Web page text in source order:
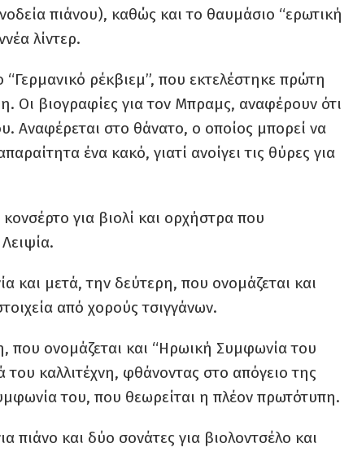
πιάνου), καθώς και το θαυμάσιο “ερωτική
λίντερ.
ρέκβιεμ”, που εκτελέστηκε πρώτη
Οι βιογραφίες για τον Μπραμς, αναφέρουν ότι
Αναφέρεται στο θάνατο, ο οποίος μπορεί να
ένα κακό, γιατί ανοίγει τις θύρες για
για βιολί και ορχήστρα που
και μετά, την δεύτερη, που ονομάζεται και
από χορούς τσιγγάνων.
που ονομάζεται και “Ηρωική Συμφωνία του
καλλιτέχνη, φθάνοντας στο απόγειο της
του, που θεωρείται η πλέον πρωτότυπη.
πιάνο και δύο σονάτες για βιολοντσέλο και